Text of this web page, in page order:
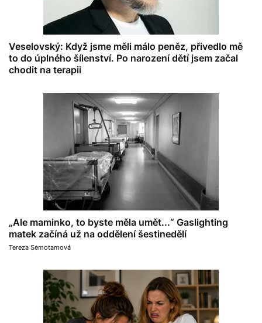
Veselovský: Když jsme měli málo peněz, přivedlo mě
to do úplného šílenství. Po narození dětí jsem začal
chodit na terapii
„Ale maminko, to byste měla umět...“ Gaslighting
matek začíná už na oddělení šestinedělí
Tereza Semotamová